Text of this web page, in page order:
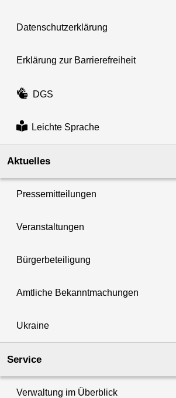
Datenschutzerklärung
Erklärung zur Barrierefreiheit
DGS
Leichte Sprache
Aktuelles
Pressemitteilungen
Veranstaltungen
Bürgerbeteiligung
Amtliche Bekanntmachungen
Ukraine
Service
Verwaltung im Überblick